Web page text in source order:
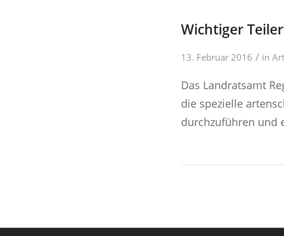
Wichtiger
13. Februar 2016 / in
Das Landratsamt
die spezielle
durchzuführen und